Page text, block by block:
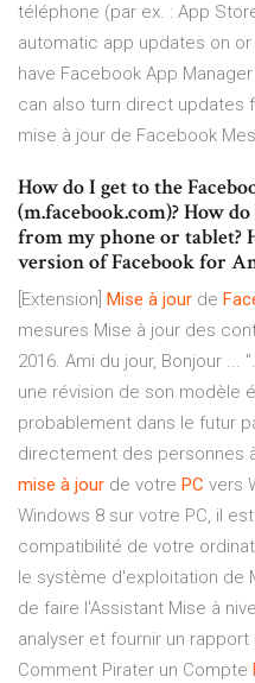
téléphone (par ex. : App
automatic app updates on
have Facebook App
can also turn direct updates
mise à jour de Facebook
How do I get to the
(m.facebook.com)? How
from my phone or tablet?
version of Facebook for
[Extension] Mise à jour de
mesures Mise à jour des
2016. Ami du jour, Bonjour
une révision de son modèle
probablement dans le futur
directement des personnes
mise à jour de votre PC vers
Windows 8 sur votre PC, il
compatibilité de votre
le système d'exploitation
de faire l'Assistant Mise à
analyser et fournir un
Comment Pirater un Compte